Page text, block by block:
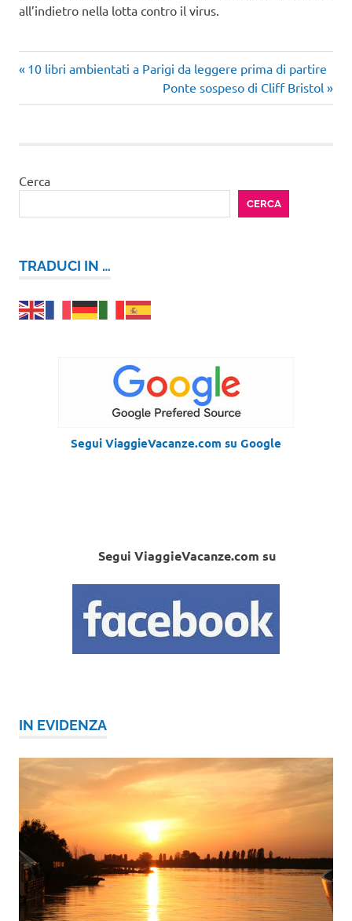
all’indietro nella lotta contro il virus.
Navigazione
articoli
Articolo
10 libri ambientati a Parigi da leggere prima di partire
Articolo
successivo:
Ponte sospeso di Cliff Bristol
Cerca
CERCA
TRADUCI IN …
Segui ViaggieVacanze.com su Google
Segui ViaggieVacanze.com su
IN EVIDENZA